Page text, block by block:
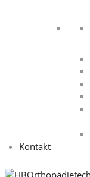
Kontakt